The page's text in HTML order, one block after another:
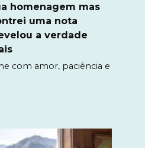
homenagem mas
uma nota
a verdade
com amor, paciência e